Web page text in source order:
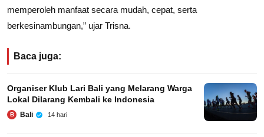
memperoleh manfaat secara mudah, cepat, serta
berkesinambungan,” ujar Trisna.
Baca juga:
Organiser Klub Lari Bali yang Melarang Warga
Lokal Dilarang Kembali ke Indonesia
B Bali 14 hari